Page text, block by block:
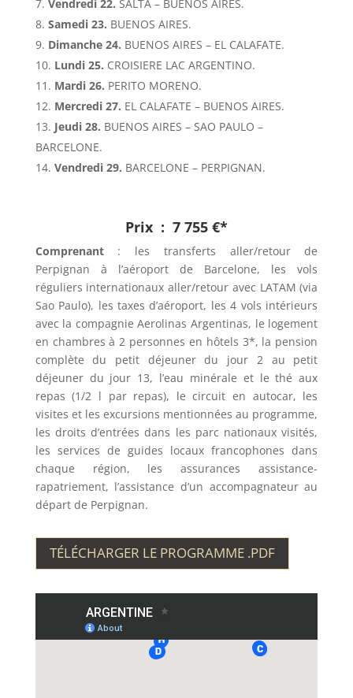
Vendredi 22. SALTA – BUENOS AIRES.
Samedi 23. BUENOS AIRES.
Dimanche 24. BUENOS AIRES – EL CALAFATE.
Lundi 25. CROISIERE LAC ARGENTINO.
Mardi 26. PERITO MORENO.
Mercredi 27. EL CALAFATE – BUENOS AIRES.
Jeudi 28. BUENOS AIRES – SAO PAULO –
BARCELONE.
Vendredi 29. BARCELONE – PERPIGNAN.
Prix : 7 755 €*
Comprenant: les transferts aller/retour de
Perpignan à l’aéroport de Barcelone, les vols
réguliers internationaux aller/retour avec LATAM (via
Sao Paulo), les taxes d’aéroport, les 4 vols intérieurs
avec la compagnie Aerolinas Argentinas, le logement
en chambres à 2 personnes en hôtels 3*, la pension
complète du petit déjeuner du jour 2 au petit
déjeuner du jour 13, l’eau minérale et le thé aux
repas (1/2 l par repas), le circuit en autocar, les
visites et les excursions mentionnées au programme,
les droits d’entrées dans les parc nationaux visités,
les services de guides locaux francophones dans
chaque région, les assurances assistance-
rapatriement, l’assistance d’un accompagnateur au
départ de Perpignan.
TÉLÉCHARGER LE PROGRAMME .PDF